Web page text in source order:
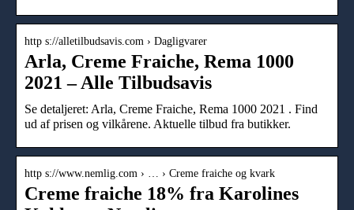
http s://alletilbudsavis.com › Dagligvarer
Arla, Creme Fraiche, Rema 1000
2021 – Alle Tilbudsavis
Se detaljeret: Arla, Creme Fraiche, Rema 1000 2021 . Find
ud af prisen og vilkårene. Aktuelle tilbud fra butikker.
http s://www.nemlig.com › … › Creme fraiche og kvark
Creme fraiche 18% fra Karolines